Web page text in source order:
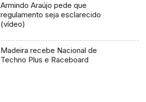
Armindo Araújo pede que
regulamento seja esclarecido
(vídeo)
Madeira recebe Nacional de
Techno Plus e Raceboard